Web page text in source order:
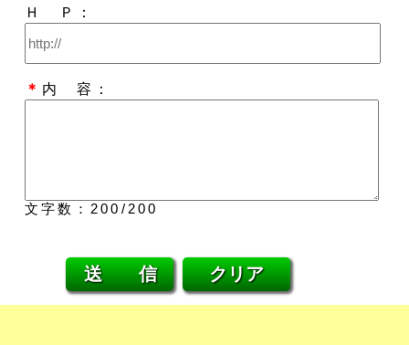
Ｈ Ｐ：
＊ 内 容：
文字数： 200 /200